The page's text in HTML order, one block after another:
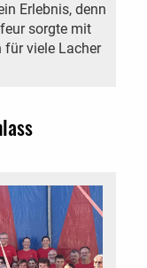
Erlebnis, denn
sorgte mit
für viele Lacher